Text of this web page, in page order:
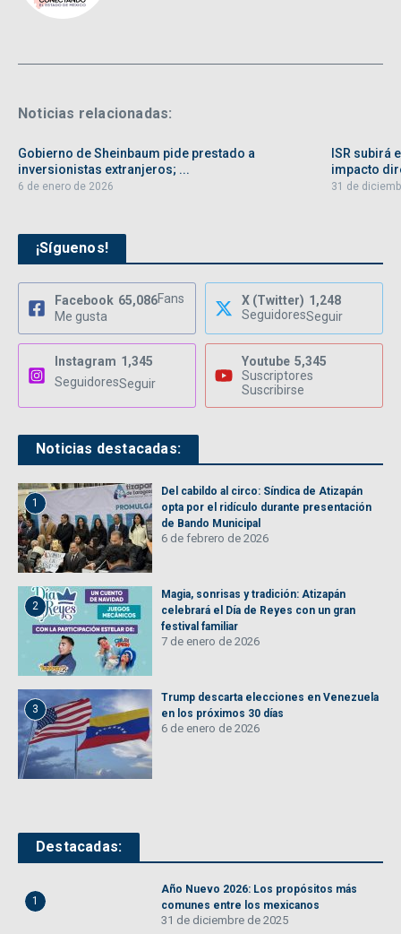
Noticias relacionadas:
Gobierno de Sheinbaum pide prestado a
inversionistas extranjeros; ...
6 de enero de 2026
ISR subirá
impacto
31 de
¡Síguenos!
Facebook 65,086Fans
Me gusta
X (Twitter) 1,248
SeguidoresSeguir
Instagram 1,345
SeguidoresSeguir
Youtube 5,345
Suscriptores
Suscribirse
Noticias destacadas:
1
Del cabildo al circo: Síndica de Atizapán
opta por el ridículo durante presentación
de Bando Municipal
6 de febrero de 2026
2
Magia, sonrisas y tradición: Atizapán
celebrará el Día de Reyes con un gran
festival familiar
7 de enero de 2026
3
Trump descarta elecciones en Venezuela
en los próximos 30 días
6 de enero de 2026
Destacadas:
1
Año Nuevo 2026: Los propósitos más
comunes entre los mexicanos
31 de diciembre de 2025